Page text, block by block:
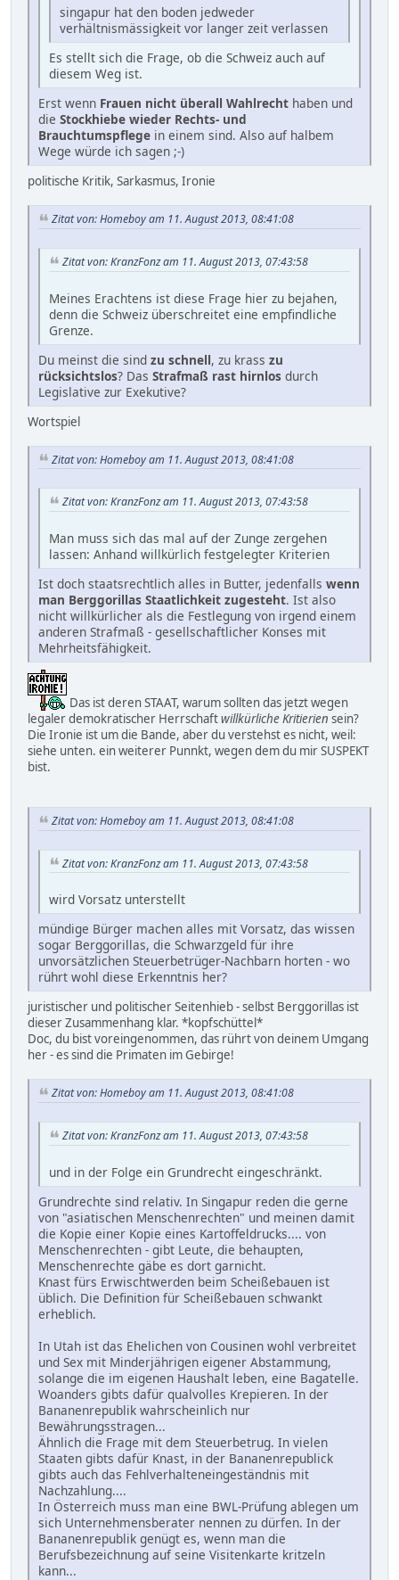
singapur hat den boden jedweder
verhältnismässigkeit vor langer zeit verlassen
Es stellt sich die Frage, ob die Schweiz auch auf
diesem Weg ist.
Erst wenn Frauen nicht überall Wahlrecht haben und
die Stockhiebe wieder Rechts- und
Brauchtumspflege in einem sind. Also auf halbem
Wege würde ich sagen ;-)
politische Kritik, Sarkasmus, Ironie
Zitat von: Homeboy am 11. August 2013, 08:41:08
Zitat von: KranzFonz am 11. August 2013, 07:43:58
Meines Erachtens ist diese Frage hier zu bejahen,
denn die Schweiz überschreitet eine empfindliche
Grenze.
Du meinst die sind zu schnell, zu krass zu
rücksichtslos? Das Strafmaß rast hirnlos durch
Legislative zur Exekutive?
Wortspiel
Zitat von: Homeboy am 11. August 2013, 08:41:08
Zitat von: KranzFonz am 11. August 2013, 07:43:58
Man muss sich das mal auf der Zunge zergehen
lassen: Anhand willkürlich festgelegter Kriterien
Ist doch staatsrechtlich alles in Butter, jedenfalls wenn
man Berggorillas Staatlichkeit zugesteht. Ist also
nicht willkürlicher als die Festlegung von irgend einem
anderen Strafmaß - gesellschaftlicher Konses mit
Mehrheitsfähigkeit.
Das ist deren STAAT, warum sollten das jetzt wegen
legaler demokratischer Herrschaftwillkürliche Kritierien sein?
Die Ironie ist um die Bande, aber du verstehst es nicht, weil:
siehe unten. ein weiterer Punnkt, wegen dem du mir SUSPEKT
bist.
Zitat von: Homeboy am 11. August 2013, 08:41:08
Zitat von: KranzFonz am 11. August 2013, 07:43:58
wird Vorsatz unterstellt
mündige Bürger machen alles mit Vorsatz, das wissen
sogar Berggorillas, die Schwarzgeld für ihre
unvorsätzlichen Steuerbetrüger-Nachbarn horten - wo
rührt wohl diese Erkenntnis her?
juristischer und politischer Seitenhieb - selbst Berggorillas ist
dieser Zusammenhang klar. *kopfschüttel*
Doc, du bist voreingenommen, das rührt von deinem Umgang
her - es sind die Primaten im Gebirge!
Zitat von: Homeboy am 11. August 2013, 08:41:08
Zitat von: KranzFonz am 11. August 2013, 07:43:58
und in der Folge ein Grundrecht eingeschränkt.
Grundrechte sind relativ. In Singapur reden die gerne
von "asiatischen Menschenrechten" und meinen damit
die Kopie einer Kopie eines Kartoffeldrucks.... von
Menschenrechten - gibt Leute, die behaupten,
Menschenrechte gäbe es dort garnicht.
Knast fürs Erwischtwerden beim Scheißebauen ist
üblich. Die Definition für Scheißebauen schwankt
erheblich.
In Utah ist das Ehelichen von Cousinen wohl verbreitet
und Sex mit Minderjährigen eigener Abstammung,
solange die im eigenen Haushalt leben, eine Bagatelle.
Woanders gibts dafür qualvolles Krepieren. In der
Bananenrepublik wahrscheinlich nur
Bewährungsstragen...
Ähnlich die Frage mit dem Steuerbetrug. In vielen
Staaten gibts dafür Knast, in der Bananenrepublick
gibts auch das Fehlverhalteneingeständnis mit
Nachzahlung....
In Österreich muss man eine BWL-Prüfung ablegen um
sich Unternehmensberater nennen zu dürfen. In der
Bananenrepublik genügt es, wenn man die
Berufsbezeichnung auf seine Visitenkarte kritzeln
kann...